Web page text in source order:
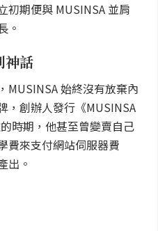
期便與 MUSINSA 並肩
。
神話
MUSINSA 始終沒有放棄內
，創辦人發行《MUSINSA
時期，他甚至曾變賣自己
費來支付網站伺服器費
出。